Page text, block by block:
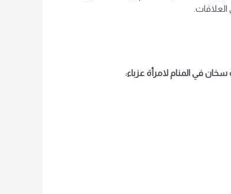
في المنام لامرأة عزباء: